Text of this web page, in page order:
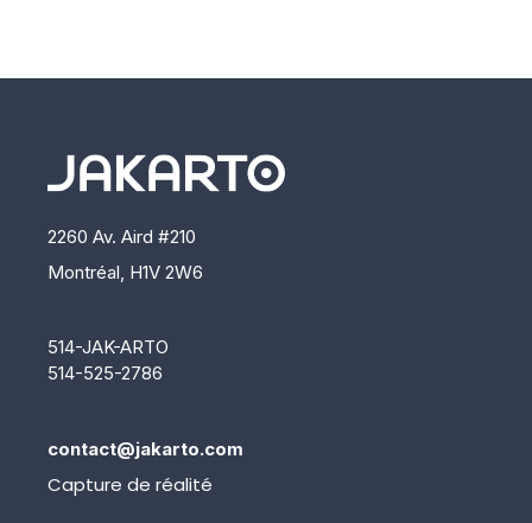
2260 Av. Aird #210
Montréal, H1V 2W6
514-JAK-ARTO
514-525-2786
contact@jakarto.com
Capture de réalité